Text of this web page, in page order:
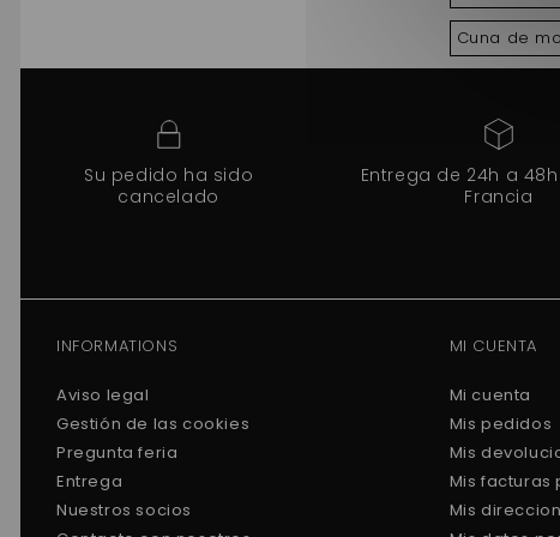
Cuna de
Su pedido ha sido
cancelado
Entrega de 24h a
Francia
INFORMATIONS
Aviso legal
Gestión de las cookies
Pregunta feria
Entrega
Nuestros socios
MI CUENTA
Mi cuenta
Mis pedidos
Mis
Mis facturas
Mis